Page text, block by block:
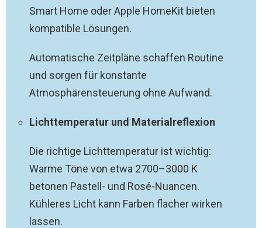
Smart Home oder Apple HomeKit bieten
kompatible Lösungen.
Automatische Zeitpläne schaffen Routine
und sorgen für konstante
Atmosphärensteuerung ohne Aufwand.
Lichttemperatur und Materialreflexion
Die richtige Lichttemperatur ist wichtig:
Warme Töne von etwa 2700–3000 K
betonen Pastell- und Rosé-Nuancen.
Kühleres Licht kann Farben flacher wirken
lassen.